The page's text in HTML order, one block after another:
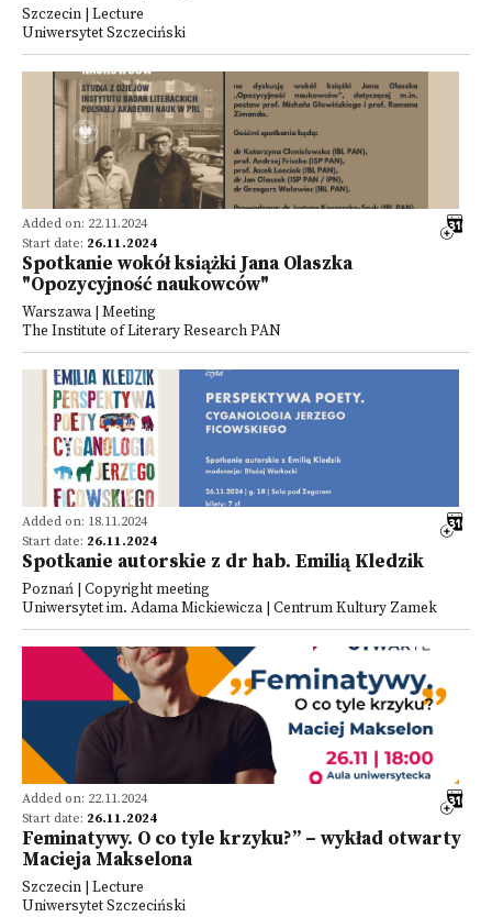
Szczecin | Lecture
Uniwersytet Szczeciński
Added on: 22.11.2024
Start date: 26.11.2024
Spotkanie wokół książki Jana Olaszka
"Opozycyjność naukowców"
Warszawa | Meeting
The Institute of Literary Research PAN
Added on: 18.11.2024
Start date: 26.11.2024
Spotkanie autorskie z dr hab. Emilią Kledzik
Poznań | Copyright meeting
Uniwersytet im. Adama Mickiewicza | Centrum Kultury Zamek
Added on: 22.11.2024
Start date: 26.11.2024
Feminatywy. O co tyle krzyku?” – wykład otwarty
Macieja Makselona
Szczecin | Lecture
Uniwersytet Szczeciński